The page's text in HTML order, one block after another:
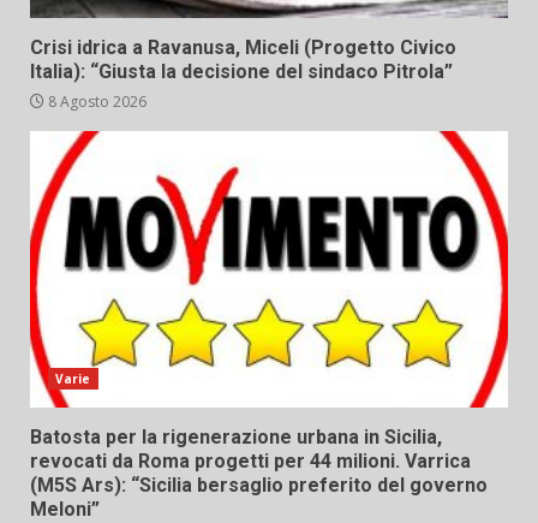
Crisi idrica a Ravanusa, Miceli (Progetto Civico
Italia): “Giusta la decisione del sindaco Pitrola”
8 Agosto 2026
Varie
Batosta per la rigenerazione urbana in Sicilia,
revocati da Roma progetti per 44 milioni. Varrica
(M5S Ars): “Sicilia bersaglio preferito del governo
Meloni”